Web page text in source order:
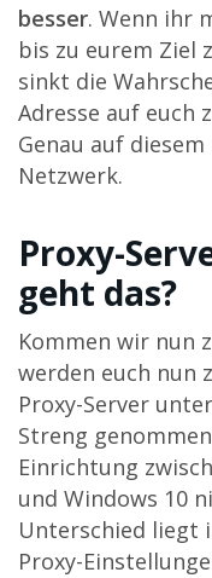
besser. Wenn ihr
bis zu eurem Ziel
sinkt die
Adresse auf euch
Genau auf
Netzwerk.
Proxy-
geht das?
Kommen wir nun
werden euch nun
Proxy-Server
Streng
Einrichtung
und Windows 10
Unterschied liegt
Proxy-